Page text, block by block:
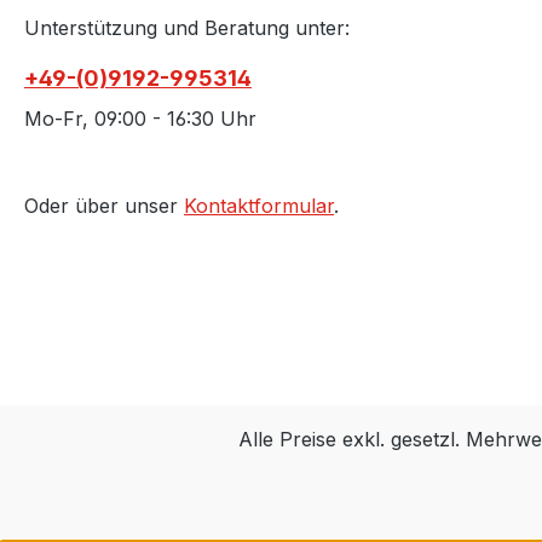
Unterstützung und Beratung unter:
+49-(0)9192-995314
Mo-Fr, 09:00 - 16:30 Uhr
Oder über unser Kontaktformular.
Alle Preise exkl. gesetzl.